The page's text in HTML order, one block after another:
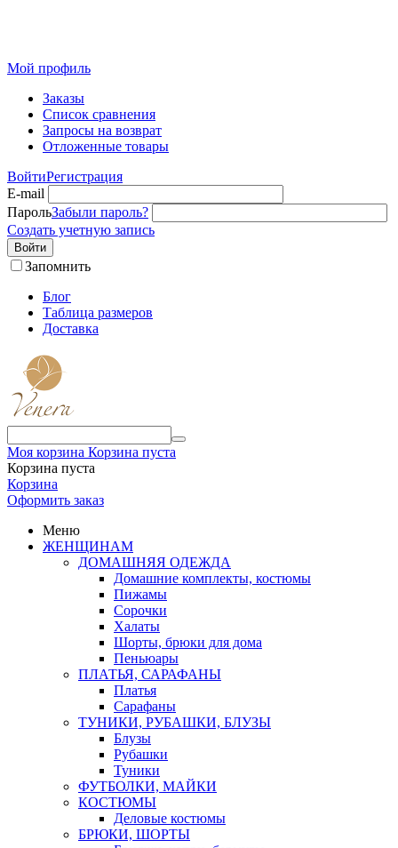
Мой профиль
Заказы
Список сравнения
Запросы на возврат
Отложенные товары
ВойтиРегистрация
E-mail
ПарольЗабыли пароль?
Создать учетную запись
Войти
Запомнить
Блог
Таблица размеров
Доставка
Моя корзина Корзина пуста
Корзина пуста
Корзина
Оформить заказ
Меню
ЖЕНЩИНАМ
ДОМАШНЯЯ ОДЕЖДА
Домашние комплекты, костюмы
Пижамы
Сорочки
Халаты
Шорты, брюки для дома
Пеньюары
ПЛАТЬЯ, САРАФАНЫ
Платья
Сарафаны
ТУНИКИ, РУБАШКИ, БЛУЗЫ
Блузы
Рубашки
Туники
ФУТБОЛКИ, МАЙКИ
КОСТЮМЫ
Деловые костюмы
БРЮКИ, ШОРТЫ